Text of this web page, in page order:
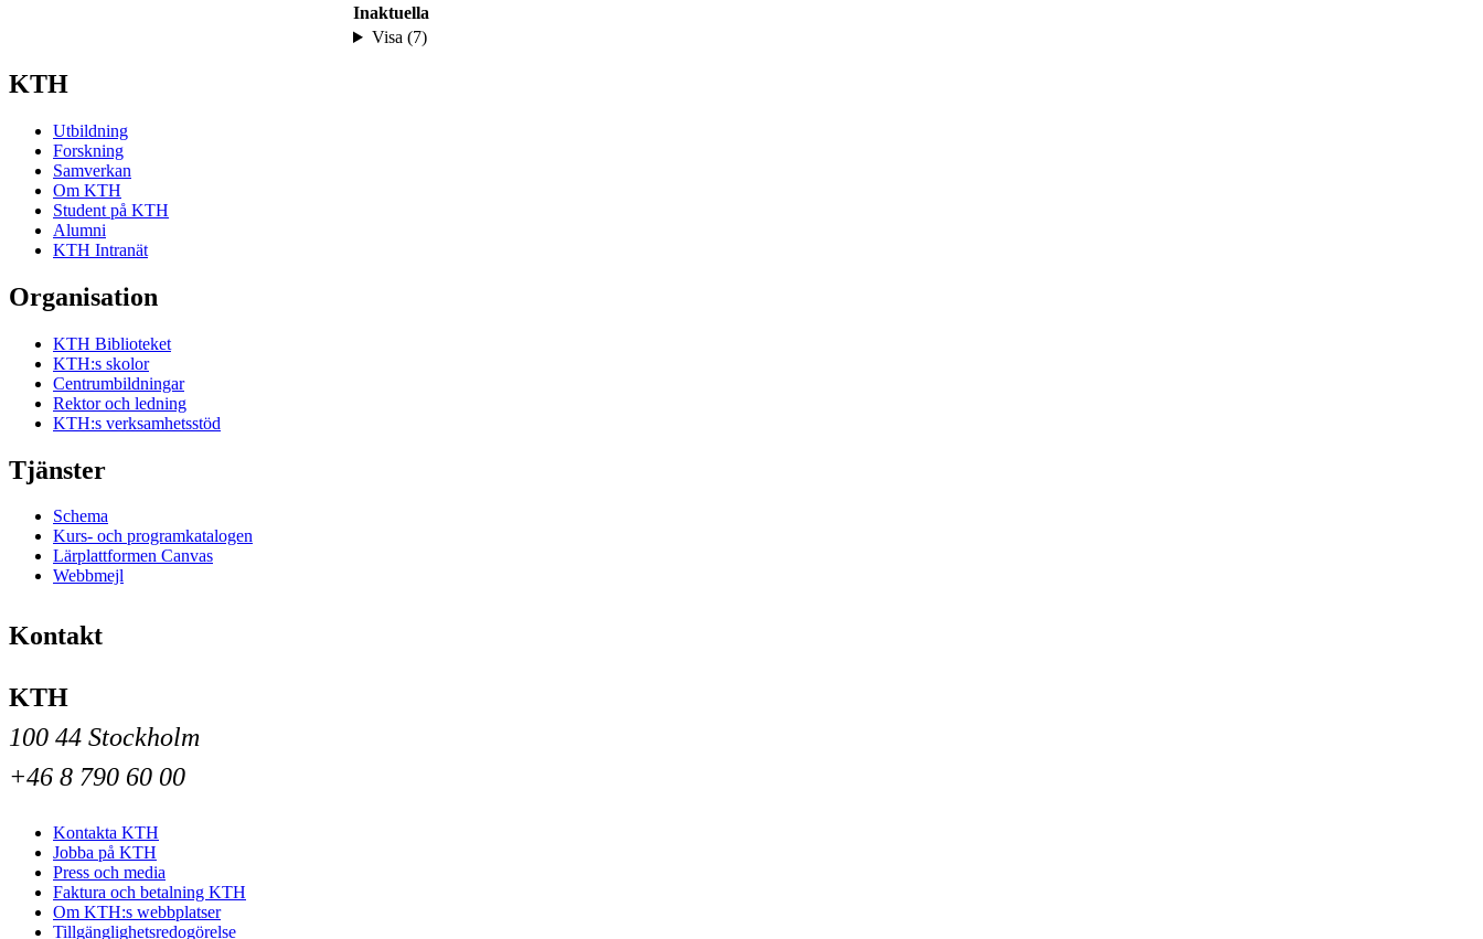
Inaktuella
Visa (7)
KTH
Utbildning
Forskning
Samverkan
Om KTH
Student på KTH
Alumni
KTH Intranät
Organisation
KTH Biblioteket
KTH:s skolor
Centrumbildningar
Rektor och ledning
KTH:s verksamhetsstöd
Tjänster
Schema
Kurs- och programkatalogen
Lärplattformen Canvas
Webbmejl
Kontakt
KTH
100 44 Stockholm
+46 8 790 60 00
Kontakta KTH
Jobba på KTH
Press och media
Faktura och betalning KTH
Om KTH:s webbplatser
Tillgänglighetsredogörelse